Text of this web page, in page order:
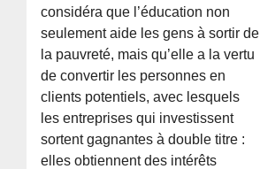
considéra que l’éducation non
seulement aide les gens à sortir de
la pauvreté, mais qu’elle a la vertu
de convertir les personnes en
clients potentiels, avec lesquels
les entreprises qui investissent
sortent gagnantes à double titre :
elles obtiennent des intérêts